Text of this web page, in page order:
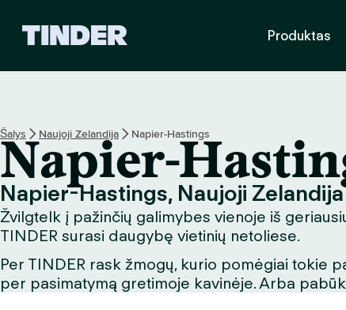
p
a
g
r
i
n
d
n
i
Produktas
Šalys Naujoji Zelandija Napier-Hastings
Napier-
Napier-Hastings, Naujoji Zelandija
Žvilgtelk į pažinčių galimybes vienoje iš
TINDER surasi daugybę vietinių netoliese.
Per TINDER rask žmogų, kurio pomėgiai tokie
per pasimatymą gretimoje kavinėje. Arba